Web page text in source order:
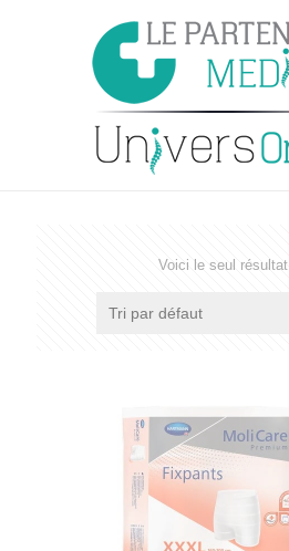
Voici le seul résultat